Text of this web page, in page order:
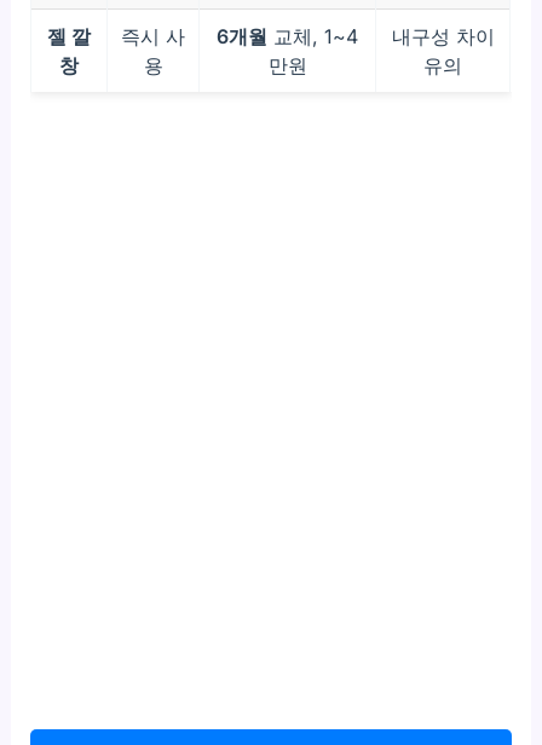
젤 깔
창
즉시 사
용
6개월 교체, 1~4
만원
내구성 차이
유의